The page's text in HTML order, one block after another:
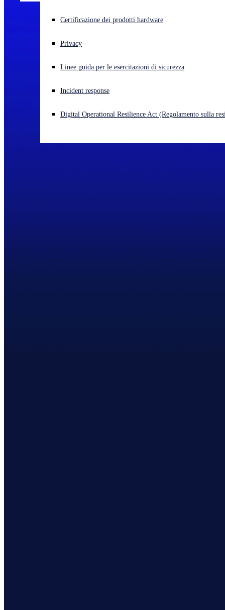
Cyberattacco in corso? Ottieni assistenza immediata
Open language switcher
Certificazione dei prodotti hardware
Privacy
Linee guida per le esercitazioni di sicurezza
Incident response
Digital Operational Resilience Act (Regolamento sulla